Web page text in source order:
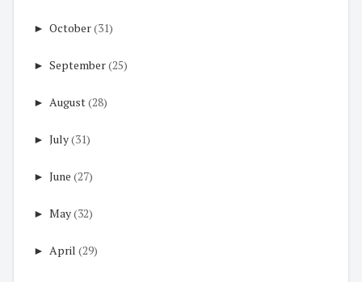
► October(31)
► September(25)
► August(28)
► July(31)
► June (27)
► May(32)
► April (29)